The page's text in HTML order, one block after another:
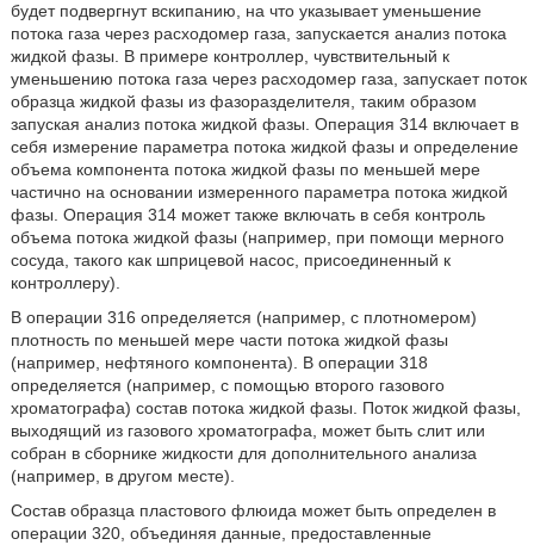
будет подвергнут вскипанию, на что указывает уменьшение
потока газа через расходомер газа, запускается анализ потока
жидкой фазы. В примере контроллер, чувствительный к
уменьшению потока газа через расходомер газа, запускает поток
образца жидкой фазы из фазоразделителя, таким образом
запуская анализ потока жидкой фазы. Операция 314 включает в
себя измерение параметра потока жидкой фазы и определение
объема компонента потока жидкой фазы по меньшей мере
частично на основании измеренного параметра потока жидкой
фазы. Операция 314 может также включать в себя контроль
объема потока жидкой фазы (например, при помощи мерного
сосуда, такого как шприцевой насос, присоединенный к
контроллеру).
В операции 316 определяется (например, с плотномером)
плотность по меньшей мере части потока жидкой фазы
(например, нефтяного компонента). В операции 318
определяется (например, с помощью второго газового
хроматографа) состав потока жидкой фазы. Поток жидкой фазы,
выходящий из газового хроматографа, может быть слит или
собран в сборнике жидкости для дополнительного анализа
(например, в другом месте).
Состав образца пластового флюида может быть определен в
операции 320, объединяя данные, предоставленные